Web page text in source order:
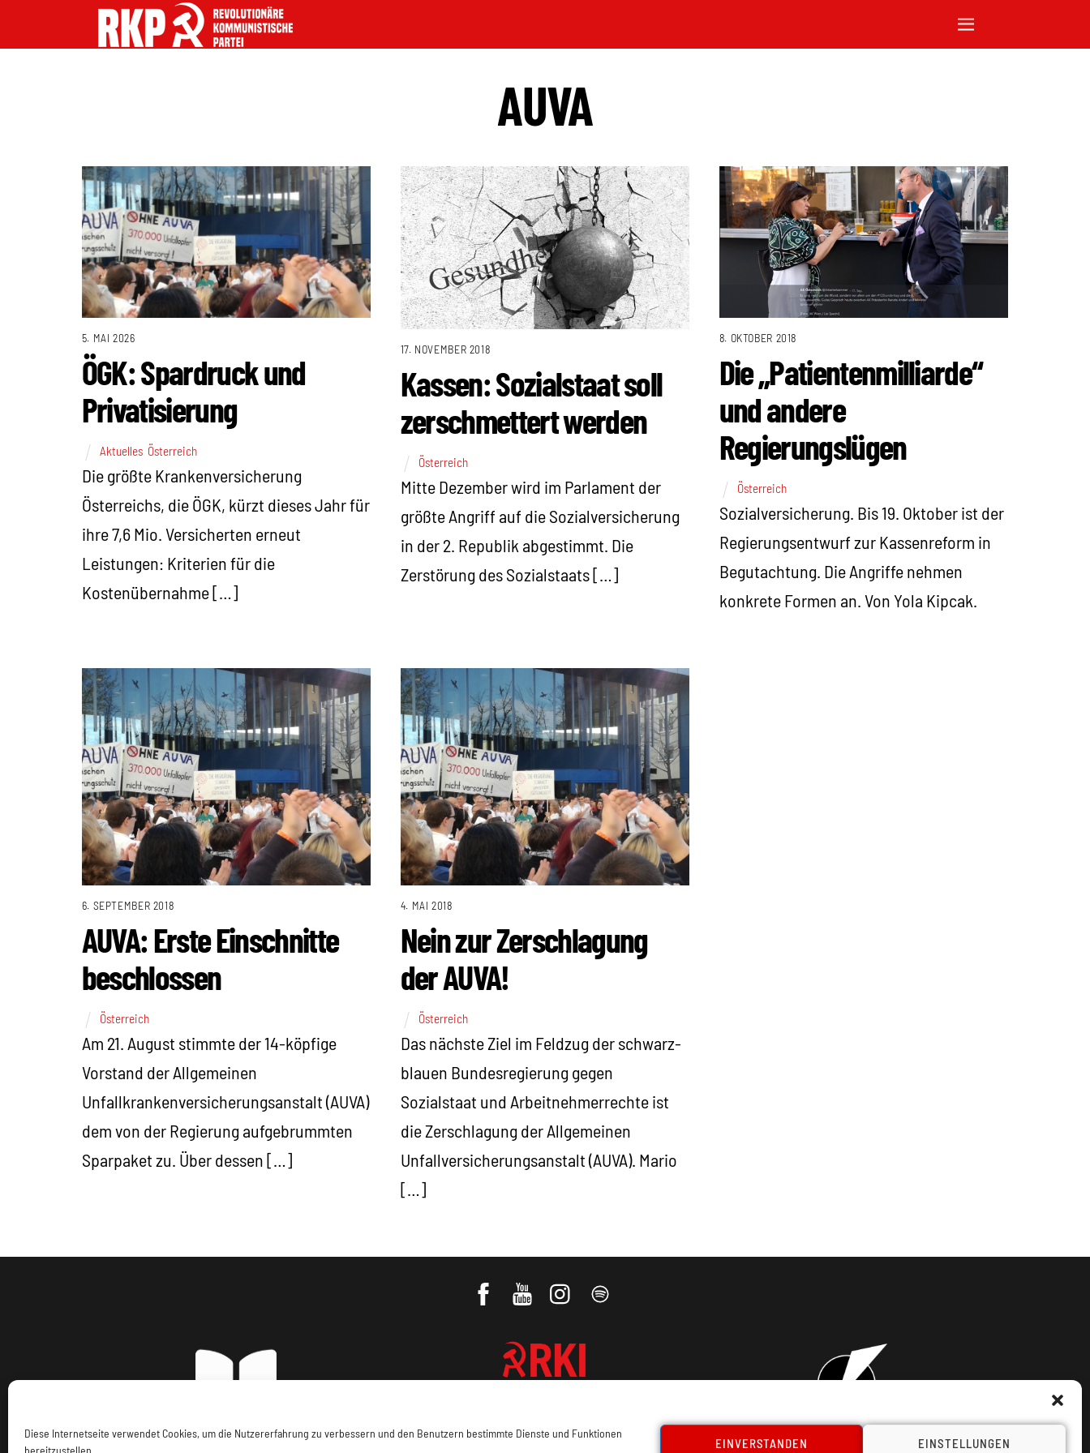
Diese Internetseite verwendet Cookies, um die Nutzererfahrung zu verbessern und den Benutzern bestimmte Dienste und Funktionen
EINVERSTANDEN EINSTELLUNGEN
AUVA
5. MAI 2026
ÖGK: Spardruck und
Privatisierung
Aktuelles, Österreich
Die größte Krankenversicherung
Österreichs, die ÖGK, kürzt dieses Jahr für
ihre 7,6 Mio. Versicherten erneut
Leistungen: Kriterien für die
Kostenübernahme […]
17. NOVEMBER 2018
Kassen: Sozialstaat soll
zerschmettert werden
Österreich
Mitte Dezember wird im Parlament der
größte Angriff auf die Sozialversicherung
in der 2. Republik abgestimmt. Die
Zerstörung des Sozialstaats […]
8. OKTOBER 2018
Die „Patientenmilliarde“
und andere
Regierungslügen
Österreich
Sozialversicherung. Bis 19. Oktober ist der
Regierungsentwurf zur Kassenreform in
Begutachtung. Die Angriffe nehmen
konkrete Formen an. Von Yola Kipcak.
6. SEPTEMBER 2018
AUVA: Erste Einschnitte
beschlossen
Österreich
Am 21. August stimmte der 14-köpfige
Vorstand der Allgemeinen
Unfallkrankenversicherungsanstalt (AUVA)
dem von der Regierung aufgebrummten
Sparpaket zu. Über dessen […]
4. MAI 2018
Nein zur Zerschlagung
der AUVA!
Österreich
Das nächste Ziel im Feldzug der schwarz-
blauen Bundesregierung gegen
Sozialstaat und Arbeitnehmerrechte ist
die Zerschlagung der Allgemeinen
Unfallversicherungsanstalt (AUVA). Mario
[…]